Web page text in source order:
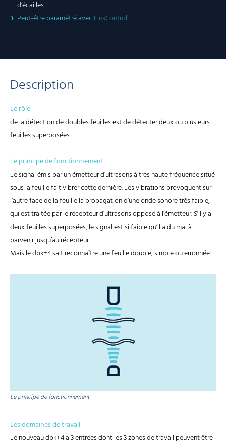
d'écailles
Peut-être paramétré avec LinkControl
Description
Le rôle
de la détection de doubles feuilles est de détecter deux ou plusieurs
feuilles superposées.
Le principe de fonctionnement
Le signal émis par un émetteur d’ultrasons à très haute fréquence situé
sous la feuille fait vibrer cette dernière. Les vibrations provoquent sur
l’autre face de la feuille la propagation d’une onde sonore très faible,
qui est traitée par le récepteur d’ultrasons opposé à l’émetteur. S'il y a
deux feuilles superposées, le signal est si faible qu’il a du mal à
parvenir jusqu’au récepteur.
Mais le dbk+4 sait reconnaître une feuille double, simple ou erronnée.
Le principe de fonctionnement
Les domaines de travail
Le nouveau dbk+4 a 3 entrées dont les 3 zones de travail peuvent être